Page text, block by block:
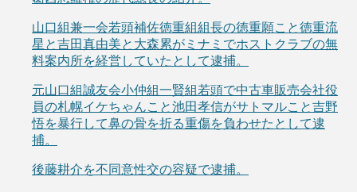
山口組兼一会若頭補佐徳重組組長の徳重願こと徳重流
星と吉田真由美と大森累がミナミでホストクラブの無
料案内所を経営していたとして逮捕。
元山口組誠友会小仲組一賢組若頭で中古車販売会社役
員の札幌イケちゃんこと池田孝信がサトマルこと吉野
悟を暴行して鼻の骨を折る重傷を負わせたとして逮
捕。
後藤耕介を不同意性交の容疑で逮捕。